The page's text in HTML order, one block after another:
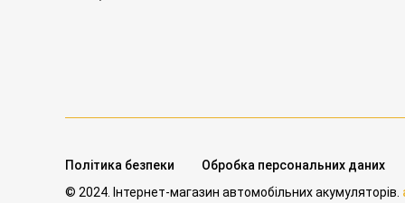
Політика безпеки Обробка персональних даних
© 2024. Інтернет-магазин автомобільних акумуляторів.